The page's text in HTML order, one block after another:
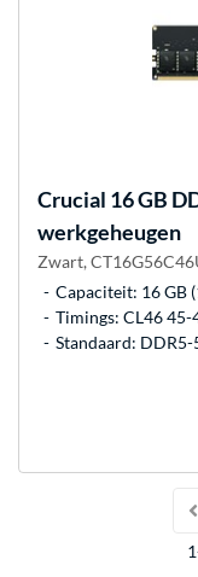
Crucial 16 GB
werkgeheugen
Zwart,
Capaciteit: 16 GB
Timings: CL46 45-
Standaard: